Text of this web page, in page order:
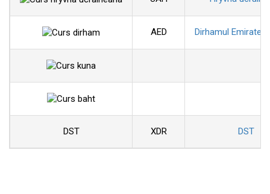
AED Dirhamul
DST XDR DST